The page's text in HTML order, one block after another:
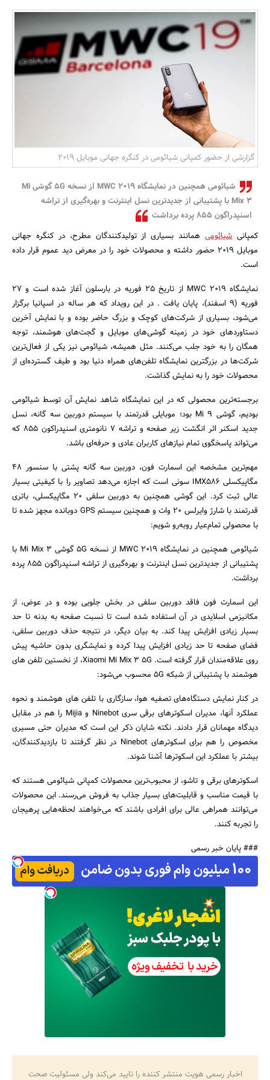
بانک، بیمه و سرمایه
مسکن و ساختمان
جستجو
گزارشی از حضور کمپانی شیائومی در کنگره جهانی موبایل 2019
شیائومی همچنین در نمایشگاه MWC 2019 از نسخه 5G گوشی Mi
Mix 3 با پشتیبانی از جدیدترین نسل اینترنت و بهره‌گیری از تراشه
اسنپدراگون 855 پرده برداشت
کمپانیشیائومیهمانند بسیاری از تولیدکنندگان مطرح، در کنگره جهانی
موبایل 2019 حضور داشته و محصولات خود را در معرض دید عموم قرار داده
است.
نمایشگاه MWC 2019 از تاریخ 25 فوریه در بارسلون آغاز شده است و 27
فوریه (9 اسفند)، پایان یافت . در این رویداد که هر ساله در اسپانیا برگزار
می‌شود، بسیاری از شرکت‌های کوچک و بزرگ حاضر بوده و با نمایش آخرین
دستاوردهای خود در زمینه گوشی‌های موبایل و گجت‌های هوشمند، توجه
همگان را به خود جلب می‌کنند. مثل همیشه، شیائومی نیز یکی از فعال‌ترین
شرکت‌ها در بزرگترین نمایشگاه تلفن‌های همراه دنیا بود و طیف گسترده‌ای از
محصولات خود را به نمایش گذاشت.
برجسته‌ترین محصولی که در این نمایشگاه شاهد نمایش آن توسط شیائومی
بودیم، گوشی Mi 9 بود؛ موبایلی قدرتمند با سیستم دوربین سه گانه، نسل
جدید اسکنر اثر انگشت زیر صفحه و تراشه 7 نانومتری اسنپدراکون 855 که
می‌تواند پاسخگوی تمام نیازهای کاربران عادی و حرفه‌ای باشد.
مهم‌ترین مشخصه این اسمارت فون، دوربین سه گانه پشتی با سنسور 48
مگاپیکسلی IMX586 سونی است که اجازه می‌دهد تصاویر را با کیفیتی بسیار
عالی ثبت کرد. این گوشی همچنین به دوربین سلفی 20 مگاپیکسلی، باتری
قدرتمند با شارژ وایرلس 20 وات و همچنین سیستم GPS دوبانده مجهز شده تا
با محصولی تمام‌عیار روبه‌رو شویم:
شیائومی همچنین در نمایشگاه MWC 2019 از نسخه 5G گوشی Mi Mix 3 با
پشتیبانی از جدیدترین نسل اینترنت و بهره‌گیری از تراشه اسنپدراگون 855 پرده
برداشت.
این اسمارت فون فاقد دوربین سلفی در بخش جلویی بوده و در عوض، از
مکانیزمی اسلایدی در آن استفاده شده است تا نسبت صفحه به بدنه تا حد
بسیار زیادی افزایش پیدا کند. به بیان دیگر، در نتیجه حذف دوربین سلفی،
فضای صفحه تا حد زیادی افزایش پیدا کرده و نمایشگری بدون حاشیه پیش
روی علاقه‌مندان قرار گرفته است. Xiaomi Mi Mix 3 5G، از نخستین تلفن های
هوشمند با پشتیبانی از شبکه 5G محسوب می‌شود:
در کنار نمایش دستگاه‌های تصفیه هوا، سازگاری با تلفن های هوشمند و نحوه
عملکرد آنها، مدیران اسکوترهای برقی سری Ninebot و Mijia را هم در مقابل
دیدگاه مهمانان قرار دادند. نکته شایان ذکر این است که مدیران حتی مسیری
مخصوص را هم برای اسکوترهای Ninebot در نظر گرفتند تا بازدیدکنندگان،
بیشتر با عملکرد این اسکوترها آشنا شوند.
اسکوترهای برقی و تاشو، از محبوب‌ترین محصولات کمپانی شیائومی هستند که
با قیمت مناسب و قابلیت‌های بسیار جذاب به فروش می‌رسند. این محصولات
می‌توانند همراهی عالی برای افرادی باشند که می‌خواهند لحظه‌هایی پرهیجان
را تجربه کنند.
### پایان خبر رسمی
اخبار رسمی هویت منتشر کننده را تایید می‌کند ولی مسئولیت صحت